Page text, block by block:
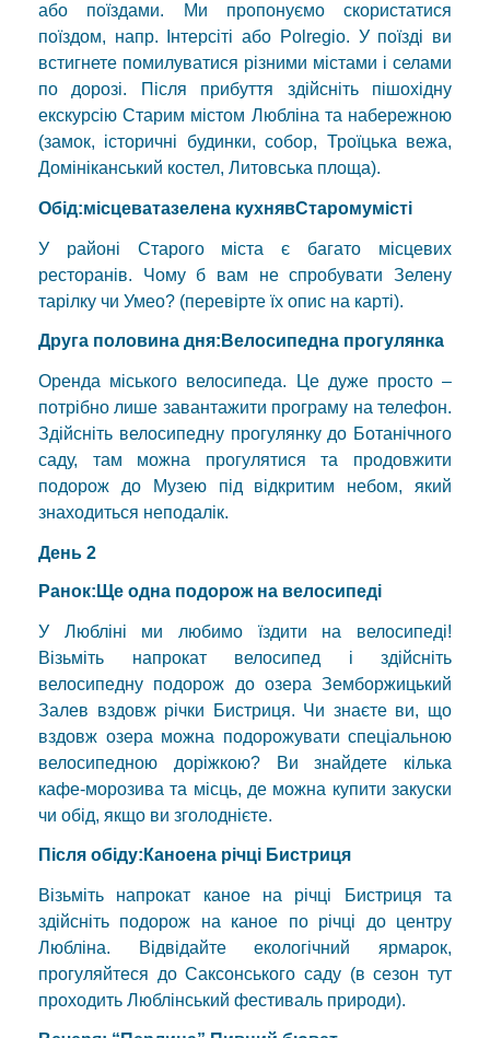
або поїздами. Ми пропонуємо скористатися
поїздом, напр. Інтерсіті або Polregio. У поїзді ви
встигнете помилуватися різними містами і селами
по дорозі. Після прибуття здійсніть пішохідну
екскурсію Старим містом Любліна та набережною
(замок, історичні будинки, собор, Троїцька вежа,
Домініканський костел, Литовська площа).
Обід:місцеватазелена кухнявСтаромумісті
У районі Старого міста є багато місцевих
ресторанів. Чому б вам не спробувати Зелену
тарілку чи Умео? (перевірте їх опис на карті).
Друга половина дня: Велосипедна прогулянка
Оренда міського велосипеда. Це дуже просто –
потрібно лише завантажити програму на телефон.
Здійсніть велосипедну прогулянку до Ботанічного
саду, там можна прогулятися та продовжити
подорож до Музею під відкритим небом, який
знаходиться неподалік.
День 2
Ранок: Ще одна подорож на велосипеді
У Любліні ми любимо їздити на велосипеді!
Візьміть напрокат велосипед і здійсніть
велосипедну подорож до озера Земборжицький
Залев вздовж річки Бистриця. Чи знаєте ви, що
вздовж озера можна подорожувати спеціальною
велосипедною доріжкою? Ви знайдете кілька
кафе-морозива та місць, де можна купити закуски
чи обід, якщо ви зголоднієте.
Після обіду: Каноена річці Бистриця
Візьміть напрокат каное на річці Бистриця та
здійсніть подорож на каное по річці до центру
Любліна. Відвідайте екологічний ярмарок,
прогуляйтеся до Саксонського саду (в сезон тут
проходить Люблінський фестиваль природи).